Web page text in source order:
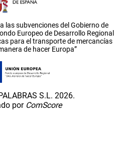
las subvenciones del Gobierno de
Europeo de Desarrollo Regional
para el transporte de mercancías
de hacer Europa”
S.L. 2026.
por ComScore